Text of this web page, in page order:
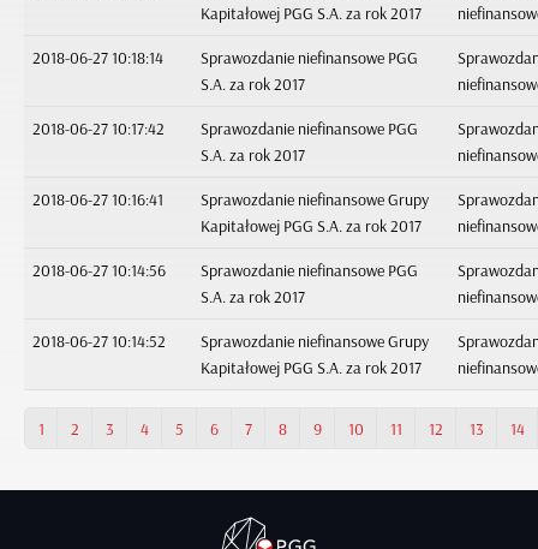
Kapitałowej PGG S.A. za rok 2017
2018-06-27 10:18:14
Sprawozdanie niefinansowe PGG
S.A. za rok 2017
2018-06-27 10:17:42
Sprawozdanie niefinansowe PGG
S.A. za rok 2017
2018-06-27 10:16:41
Sprawozdanie niefinansowe Grupy
Kapitałowej PGG S.A. za rok 2017
2018-06-27 10:14:56
Sprawozdanie niefinansowe PGG
S.A. za rok 2017
2018-06-27 10:14:52
Sprawozdanie niefinansowe Grupy
Kapitałowej PGG S.A. za rok 2017
1 2 3 4 5 6 7 8 9 10 11 12 13 14